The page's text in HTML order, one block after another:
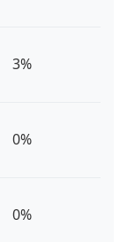
3%
0%
0%